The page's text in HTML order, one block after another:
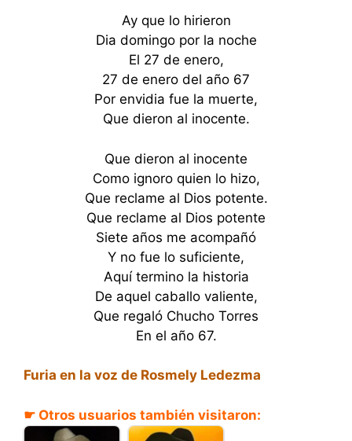
Ay que lo hirieron
Dia domingo por la noche
El 27 de enero,
27 de enero del año 67
Por envidia fue la muerte,
Que dieron al inocente.
Que dieron al inocente
Como ignoro quien lo hizo,
Que reclame al Dios potente.
Que reclame al Dios potente
Siete años me acompañó
Y no fue lo suficiente,
Aquí termino la historia
De aquel caballo valiente,
Que regaló Chucho Torres
En el año 67.
Furia en la voz de Rosmely Ledezma
☛ Otros usuarios también visitaron: